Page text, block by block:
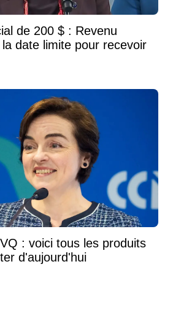
de 200 $ : Revenu
date limite pour recevoir
: voici tous les produits
d'aujourd'hui